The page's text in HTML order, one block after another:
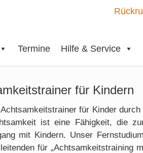
Termine Hilfe & Service
für Kindern
für Kinder
ist eine Fähigkeit, die
mit Kindern. Unser
für „Achtsamkeitstraining